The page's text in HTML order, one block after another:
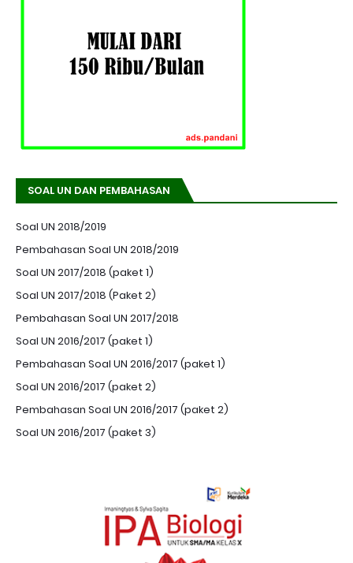
SOAL UN DAN PEMBAHASAN
Soal UN 2018/2019
Pembahasan Soal UN 2018/2019
Soal UN 2017/2018 (paket 1)
Soal UN 2017/2018 (Paket 2)
Pembahasan Soal UN 2017/2018
Soal UN 2016/2017 (paket 1)
Pembahasan Soal UN 2016/2017 (paket 1)
Soal UN 2016/2017 (paket 2)
Pembahasan Soal UN 2016/2017 (paket 2)
Soal UN 2016/2017 (paket 3)